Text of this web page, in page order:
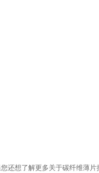
还想了解更多关于碳纤维薄片